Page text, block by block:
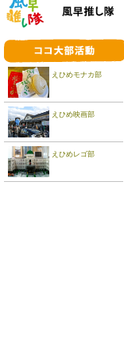
えひめモナカ部
えひめ映画部
えひめレゴ部